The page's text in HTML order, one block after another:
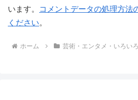
います。
コメントデータの処理方法
ください。
ホーム 芸術・エンタメ・いろいろ